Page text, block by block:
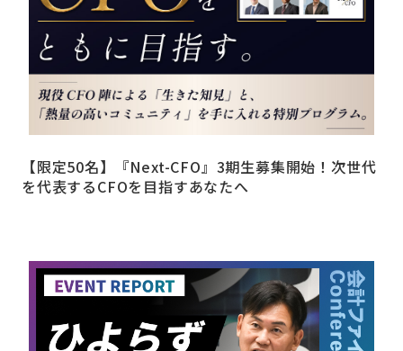
【限定50名】『Next-CFO』3期生募集開始！次世代
を代表するCFOを目指すあなたへ